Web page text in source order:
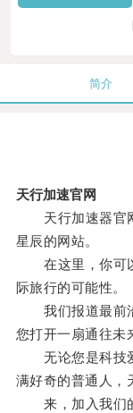
简介
天行加速官网
天行加速器官网
星辰的网站。
在这里，你可以
际旅行的可能性。
我们报道最前沿
您打开一扇通往未
无论您是科技爱
满好奇的普通人，
来，加入我们的